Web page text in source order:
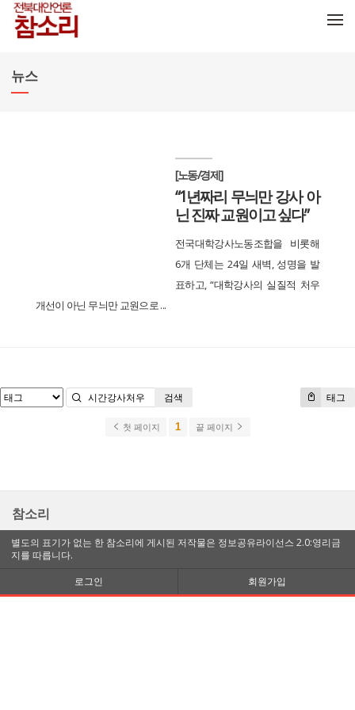
뉴스
[노동/경제]
“1년짜리 무늬만 강사 아
닌 진짜 교원이고 싶다”
전국대학강사노동조합을 비롯해
6개 단체는 24일 새벽, 성명을 발
표하고, “대학강사의 실질적 처우
개선이 아닌 무늬만 교원으로 ...
태그
검색
첫 페이지 1 끝 페이지
참소리
별도의 표기가 없는 한 참소리에 게시된 저작물은 정보공유라이선스 2.0:영리금
지를 따릅니다.
로그인
회원가입